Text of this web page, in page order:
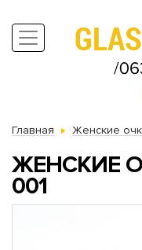
Главная Женские
ЖЕНСКИЕ
001